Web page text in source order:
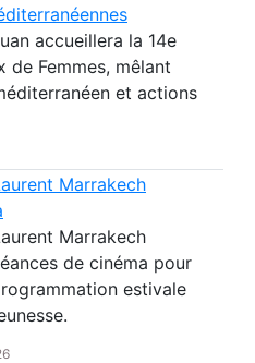
accueillera la 14e
de Femmes, mêlant
et actions
Marrakech
Marrakech
de cinéma pour
estivale